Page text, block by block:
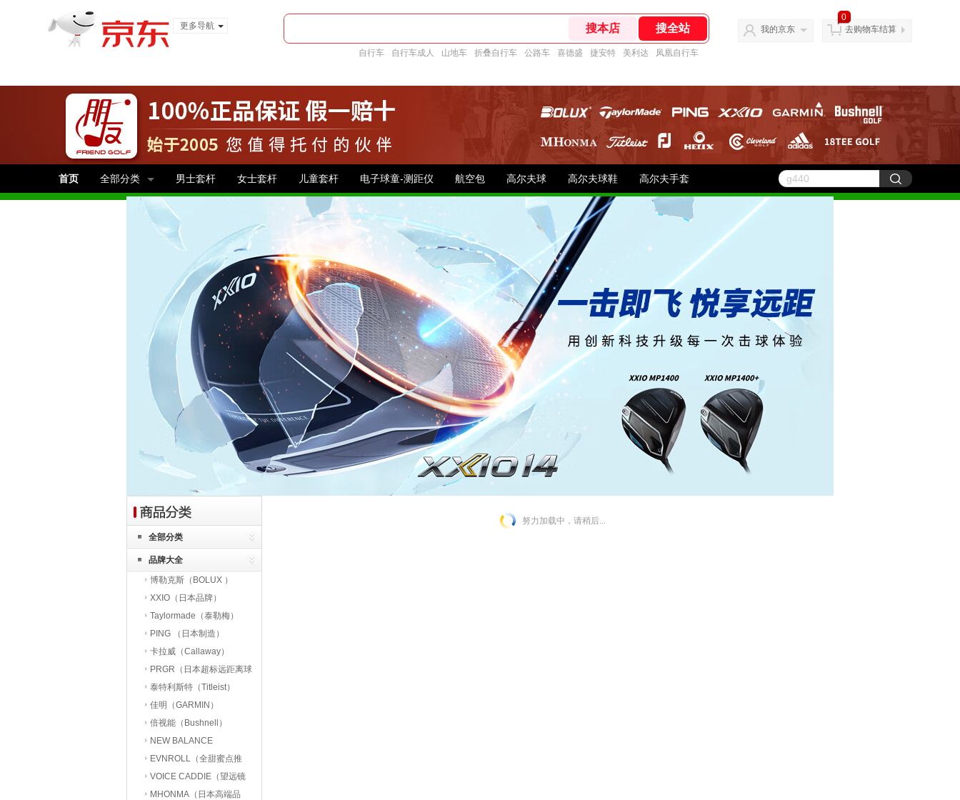
更多导航
自行车 自行车成人 山地车 折叠自行车 公路车 喜德盛 捷安特 美利达 凤凰自行车
我的京东
0
去购物车结算
首页 全部分类 男士套杆 女士套杆 儿童套杆 电子球童-测距仪 航空包 高尔夫球 高尔夫球鞋 高尔夫手套
全部分类
品牌大全
博勒克斯（BOLUX ）
XXIO（日本品牌）
Taylormade（泰勒梅）
PING （日本制造）
卡拉威（Callaway）
PRGR（日本超标远距离球
杆）
泰特利斯特（Titleist）
佳明（GARMIN）
倍视能（Bushnell）
NEW BALANCE
EVNROLL（全甜蜜点推
杆）
VOICE CADDIE（望远镜
分析仪）
MHONMA（日本高端品
努力加载中，请稍后...